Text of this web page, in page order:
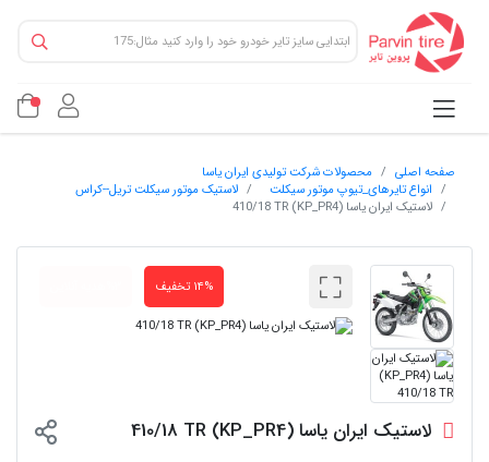
صفحه اصلی
محصولات شرکت تولیدی ایران یاسا
انواع تایرهای_تیوپ موتور سیکلت
لاستیک موتور سیکلت تریل--کراس
لاستیک ایران یاسا (KP_PR4) 410/18 TR
۱۴% تخفیف
لاستیک ایران یاسا (KP_PR4) 410/18 TR